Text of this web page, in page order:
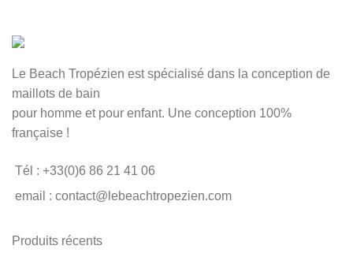
Le Beach Tropézien est spécialisé dans la conception de
maillots de bain
pour homme et pour enfant. Une conception 100%
française !
Tél : +33(0)6 86 21 41 06
email : contact@lebeachtropezien.com
Produits récents